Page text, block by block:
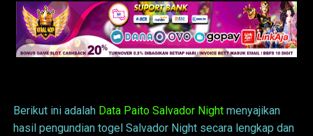
Berikut ini adalah Data Paito Salvador Night menyajikan
hasil pengundian togel Salvador Night secara lengkap dan